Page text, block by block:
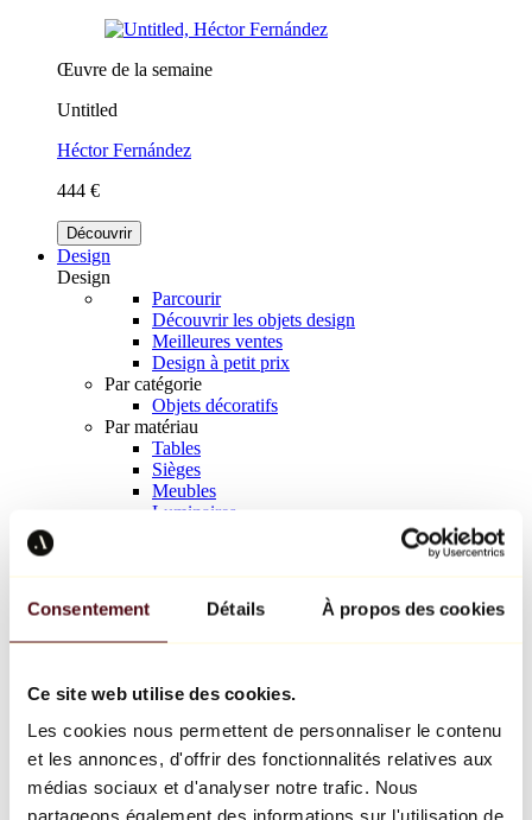
Consentement Détails À propos des cookies
Ce site web utilise des cookies.
Les cookies nous permettent de personnaliser le contenu
et les annonces, d'offrir des fonctionnalités relatives aux
médias sociaux et d'analyser notre trafic. Nous
partageons également des informations sur l'utilisation de
Œuvre de la semaine
Untitled
Héctor Fernández
444 €
Découvrir
Design
Design
Parcourir
Découvrir les objets design
Meilleures ventes
Design à petit prix
Par catégorie
Objets décoratifs
Par matériau
Tables
Sièges
Meubles
Luminaires
Richard Orlinski
Keith Haring
Jeff Koons
Jean-Michel Basquiat
Tous les designers
Œuvre de la semaine